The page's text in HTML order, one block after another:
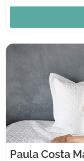
Paula Costa